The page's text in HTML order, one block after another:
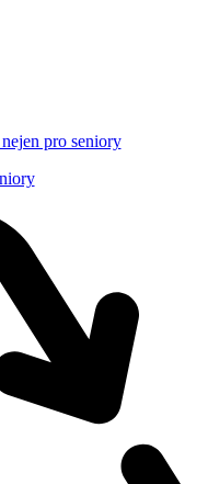
pro seniory